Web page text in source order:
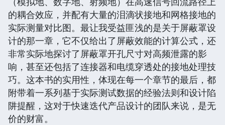
的耦合效应，并配有大量的泪滴状接地和网格接地的
实际测量对比图。最让我受益匪浅的是关于屏蔽罩设
计的那一章，它不仅给出了屏蔽效能的计算公式，还
非常实际地探讨了屏蔽罩开孔尺寸对高频泄露的影
响，甚至还包括了连接器和电缆穿透处的接地处理技
巧。这本书的实用性，体现在每一个章节的最后，都
附带着一系列基于实际测试数据的经验法则和设计陷
阱提醒，这对于快速迭代产品设计的团队来说，是无
价的财富。